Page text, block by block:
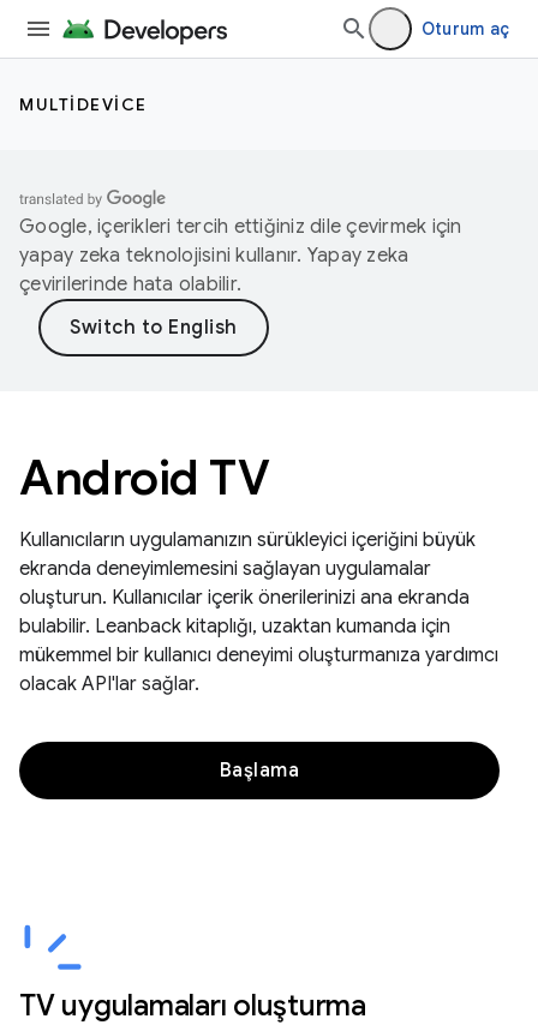
Oturum aç
MULTIDEVICE
Google, içerikleri tercih ettiğiniz dile çevirmek için
yapay zeka teknolojisini kullanır. Yapay zeka
çevirilerinde hata olabilir.
Android TV
Kullanıcıların uygulamanızın sürükleyici içeriğini büyük
ekranda deneyimlemesini sağlayan uygulamalar
oluşturun. Kullanıcılar içerik önerilerinizi ana ekranda
bulabilir. Leanback kitaplığı, uzaktan kumanda için
mükemmel bir kullanıcı deneyimi oluşturmanıza yardımcı
olacak API'lar sağlar.
Başlama
TV uygulamaları oluşturma